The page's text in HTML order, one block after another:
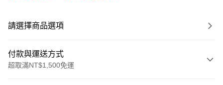
請選擇商品選項
付款與運送方式
超取滿NT$1,500免運